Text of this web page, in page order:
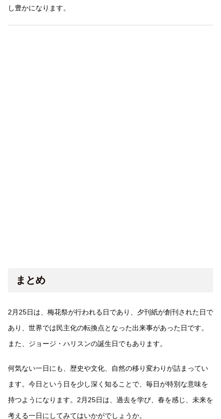
し豊かになります。
まとめ
2月25日は、梅花祭が行われる日であり、夕刊紙が創刊された日で
あり、世界では民主化の転換点となった出来事があった日です。
また、ジョージ・ハリスンの誕生日でもあります。
何気ない一日にも、歴史や文化、自然の移り変わりが詰まってい
ます。今日という日を少し深く知ることで、毎日が特別な意味を
持つようになります。2月25日は、過去を学び、春を感じ、未来を
考える一日にしてみてはいかがでしょうか。